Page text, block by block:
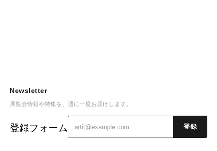
Newsletter
展覧会情報や特集を、週に一度お届けします。
登録フォーム 登録